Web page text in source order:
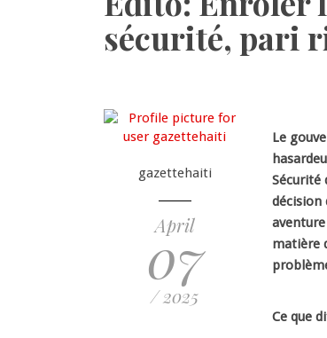
sécurité, pari
gazettehaiti
April
07
/ 2025
Le
Sécurité
décision
matière
Ce que